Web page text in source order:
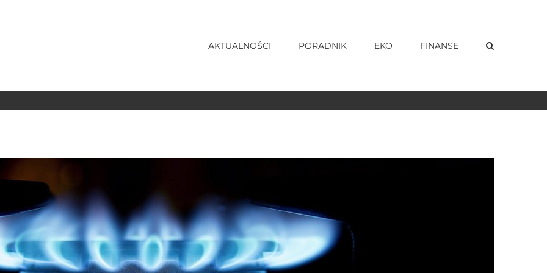
AKTUALNOŚCI PORADNIK EKO FINANSE